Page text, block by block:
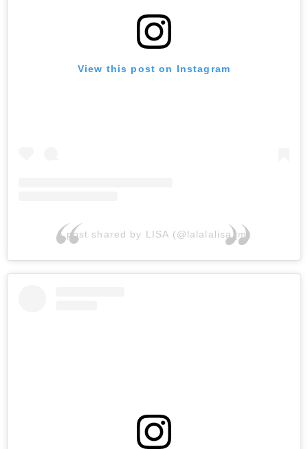
View this post on Instagram
A post shared by LISA (@lalalalisa_m)